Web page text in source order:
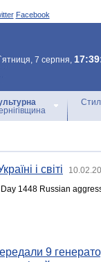
Facebook
7 серпня,
і світі
Day 1448 Russian
9